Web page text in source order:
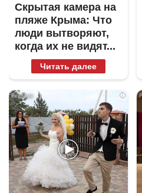
Скрытая камера на
пляже Крыма: Что
люди вытворяют,
когда их не видят...
Читать далее
i